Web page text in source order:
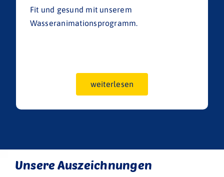
Fit und gesund mit unserem
Wasseranimationsprogramm.
weiterlesen
Unsere Auszeichnungen